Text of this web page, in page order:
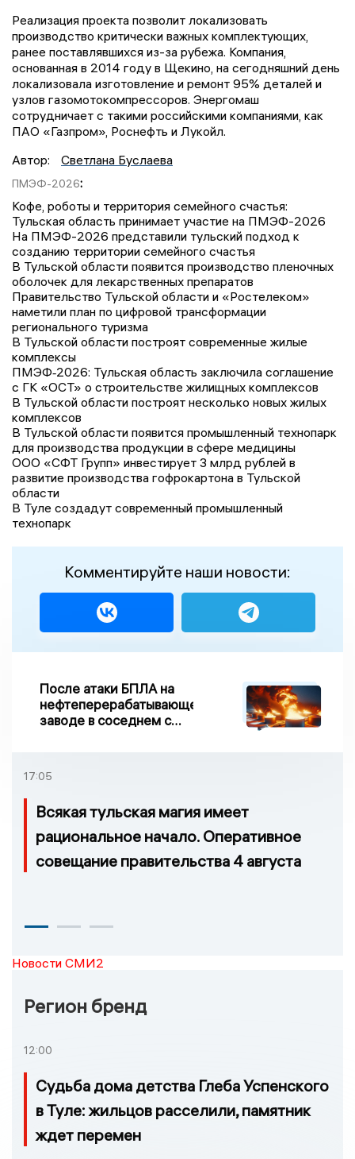
Реализация проекта позволит локализовать
производство критически важных комплектующих,
ранее поставлявшихся из-за рубежа. Компания,
основанная в 2014 году в Щекино, на сегодняшний день
локализовала изготовление и ремонт 95% деталей и
узлов газомотокомпрессоров. Энергомаш
сотрудничает с такими российскими компаниями, как
ПАО «Газпром», Роснефть и Лукойл.
Автор:
Светлана Буслаева
ПМЭФ-2026:
Кофе, роботы и территория семейного счастья:
Тульская область принимает участие на ПМЭФ-2026
На ПМЭФ-2026 представили тульский подход к
созданию территории семейного счастья
В Тульской области появится производство пленочных
оболочек для лекарственных препаратов
Правительство Тульской области и «Ростелеком»
наметили план по цифровой трансформации
регионального туризма
В Тульской области построят современные жилые
комплексы
ПМЭФ‑2026: Тульская область заключила соглашение
с ГК «ОСТ» о строительстве жилищных комплексов
В Тульской области построят несколько новых жилых
комплексов
В Тульской области появится промышленный технопарк
для производства продукции в сфере медицины
ООО «СФТ Групп» инвестирует 3 млрд рублей в
развитие производства гофрокартона в Тульской
области
В Туле создадут современный промышленный
технопарк
Комментируйте наши новости:
После атаки БПЛА на
нефтеперерабатывающем
заводе в соседнем с
17:05
Всякая тульская магия имеет
рациональное начало. Оперативное
совещание правительства 4 августа
Новости СМИ2
Регион бренд
12:00
Судьба дома детства Глеба Успенского
в Туле: жильцов расселили, памятник
ждет перемен